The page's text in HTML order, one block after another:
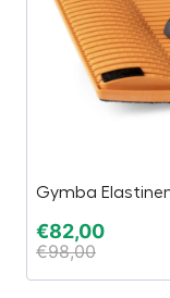
Gymba
€82,00
€98,00